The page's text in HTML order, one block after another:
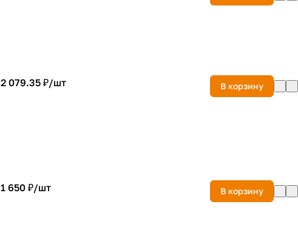
2 079.35 ₽/шт В корзину
1 650 ₽/шт В корзину